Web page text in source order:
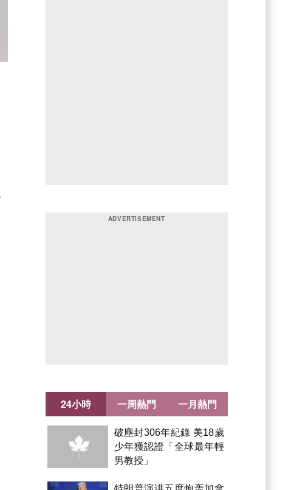
24小時
破塵封306年紀錄 美18歲
少年獲認證「全球最年輕
男教授」
一周熱門 一月熱門